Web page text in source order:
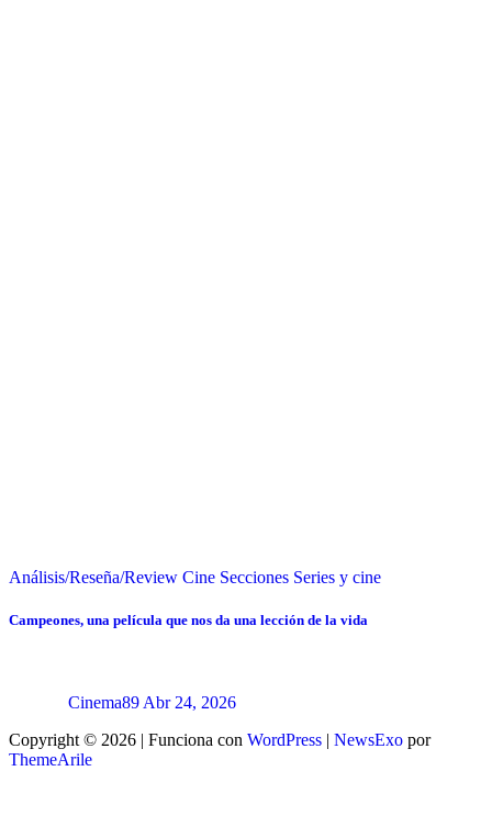
Análisis/Reseña/Review Cine Secciones Series y cine
Campeones, una película que nos da una lección de la vida
Cinema89 Abr 24, 2026
Copyright © 2026 | Funciona con WordPress | NewsExo por
ThemeArile